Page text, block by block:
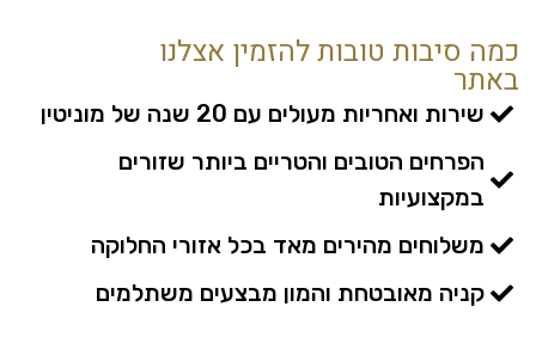
כמה סיבות טובות להזמין אצלנו
באתר
שירות ואחריות מעולים עם 20 שנה של מוניטין
הפרחים הטובים והטריים ביותר שזורים
במקצועיות
משלוחים מהירים מאד בכל אזורי החלוקה
קניה מאובטחת והמון מבצעים משתלמים